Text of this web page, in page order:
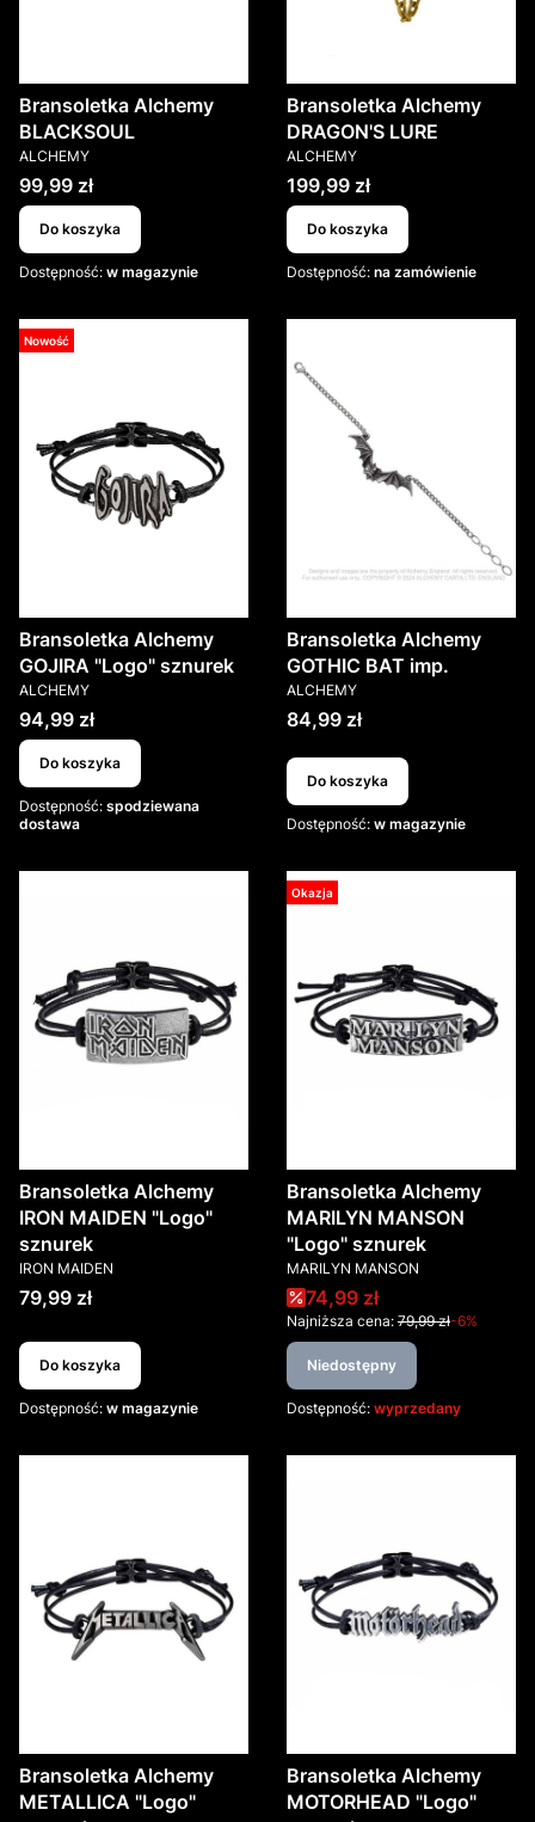
Bransoletka Alchemy
BLACKSOUL
PRODUCENT
ALCHEMY
Cena
99,99 zł
Do koszyka
Dostępność: w magazynie
Bransoletka Alchemy
DRAGON'S LURE
PRODUCENT
ALCHEMY
Cena
199,99 zł
Do koszyka
Dostępność: na zamówienie
Nowość
Bransoletka Alchemy
GOJIRA "Logo" sznurek
PRODUCENT
ALCHEMY
Cena
94,99 zł
Do koszyka
Dostępność: spodziewana
dostawa
Bransoletka Alchemy
GOTHIC BAT imp.
PRODUCENT
ALCHEMY
Cena
84,99 zł
Do koszyka
Dostępność: w magazynie
Bransoletka Alchemy
IRON MAIDEN "Logo"
sznurek
PRODUCENT
IRON MAIDEN
Cena
79,99 zł
Do koszyka
Dostępność: w magazynie
Okazja
Bransoletka Alchemy
MARILYN MANSON
"Logo" sznurek
PRODUCENT
MARILYN MANSON
Cena promocyjna
74,99 zł
Najniższa cena: 79,99 zł-6%
Niedostępny
Dostępność: wyprzedany
Bransoletka Alchemy
METALLICA "Logo"
Bransoletka Alchemy
MOTORHEAD "Logo"